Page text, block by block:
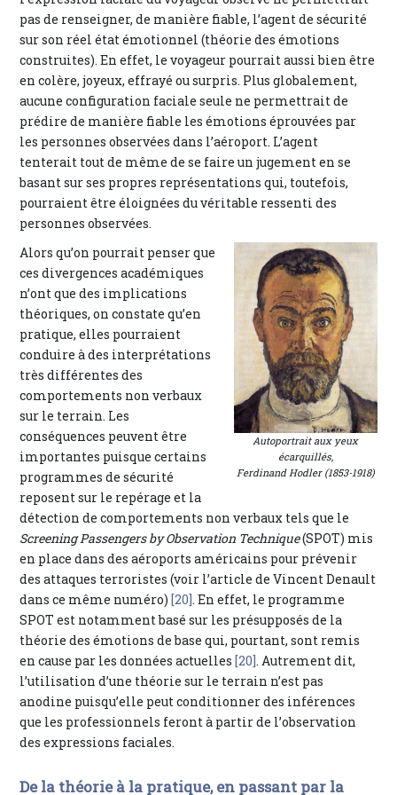
pas de renseigner, de manière fiable, l’agent de sécurité
sur son réel état émotionnel (théorie des émotions
construites). En effet, le voyageur pourrait aussi bien être
en colère, joyeux, effrayé ou surpris. Plus globalement,
aucune configuration faciale seule ne permettrait de
prédire de manière fiable les émotions éprouvées par
les personnes observées dans l’aéroport. L’agent
tenterait tout de même de se faire un jugement en se
basant sur ses propres représentations qui, toutefois,
pourraient être éloignées du véritable ressenti des
personnes observées.
Autoportrait aux yeux
écarquillés,
Ferdinand Hodler (1853-1918)
Alors qu’on pourrait penser que
ces divergences académiques
n’ont que des implications
théoriques, on constate qu’en
pratique, elles pourraient
conduire à des interprétations
très différentes des
comportements non verbaux
sur le terrain. Les
conséquences peuvent être
importantes puisque certains
programmes de sécurité
reposent sur le repérage et la
détection de comportements non verbaux tels que le
Screening Passengers by Observation Technique(SPOT) mis
en place dans des aéroports américains pour prévenir
des attaques terroristes (voir l’article de Vincent Denault
dans ce même numéro)[20]. En effet, le programme
SPOT est notamment basé sur les présupposés de la
théorie des émotions de base qui, pourtant, sont remis
en cause par les données actuelles[20]. Autrement dit,
l’utilisation d’une théorie sur le terrain n’est pas
anodine puisqu’elle peut conditionner des inférences
que les professionnels feront à partir de l’observation
des expressions faciales.
De la théorie à la pratique, en passant par la